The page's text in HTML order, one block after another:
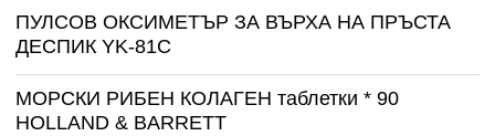
ПУЛСОВ ОКСИМЕТЪР ЗА ВЪРХА НА ПРЪСТА
ДЕСПИК YK-81C
МОРСКИ РИБЕН КОЛАГЕН таблетки * 90
HOLLAND & BARRETT